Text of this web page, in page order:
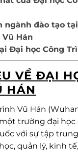
ngành đào tạo
Hán
Đại học Công
VỀ ĐẠI
HÁN
Vũ Hán
trường đại học
với sự tập
quản lý, kinh